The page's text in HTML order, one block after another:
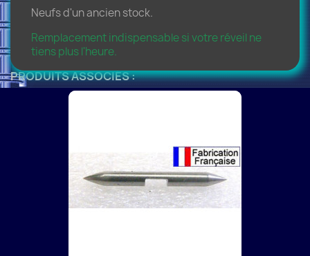
Neufs d'un ancien stock.
Remplacement indispensable si votre réveil ne
tiens plus l'heure.
PRODUITS ASSOCIÉS :